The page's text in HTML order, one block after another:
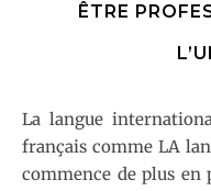
ÊTRE
La langue internationale, enseignée à tous les élèves
français comme LA
commence de plus